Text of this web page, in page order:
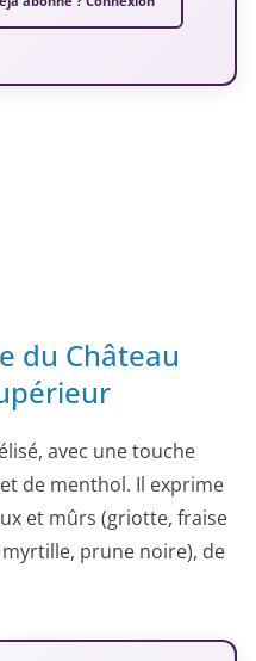
du Château
avec une touche
de menthol. Il exprime
et mûrs (griotte, fraise
prune noire), de